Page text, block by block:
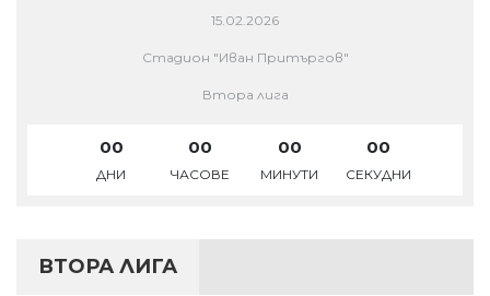
15.02.2026
Стадион "Иван Притъргов"
Втора лига
00
ДНИ
00
ЧАСОВЕ
00
МИНУТИ
00
СЕКУДНИ
ВТОРА ЛИГА